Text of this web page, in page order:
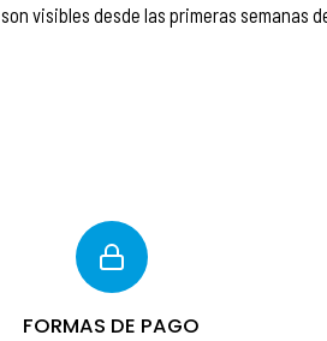
son visibles desde las primeras semanas
FORMAS DE PAGO